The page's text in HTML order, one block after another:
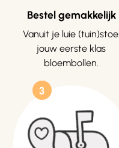
Bestel gemakkelijk
Vanuit je luie (tuin)stoel
jouw eerste klas
bloembollen.
3